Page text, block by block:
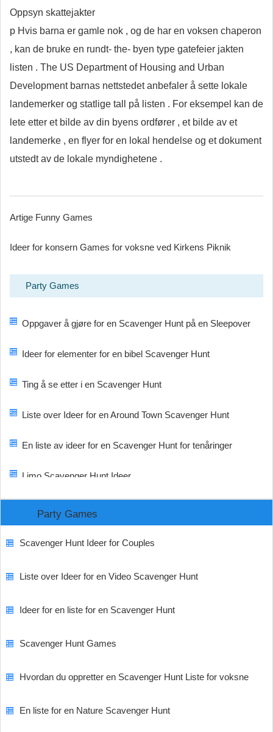
Oppsyn skattejakter
p Hvis barna er gamle nok , og de ​​har en voksen chaperon
, kan de bruke en rundt- the- byen type gatefeier jakten
listen . The US Department of Housing and Urban
Development barnas nettstedet anbefaler å sette lokale
landemerker og statlige tall på listen . For eksempel kan de
lete etter et bilde av din byens ordfører , et bilde av et
landemerke , en flyer for en lokal hendelse og et dokument
utstedt av de lokale myndighetene .
Artige Funny Games
Ideer for konsern Games for voksne ved Kirkens Piknik
Party Games
Oppgaver å gjøre for en Scavenger Hunt på en Sleepover
Ideer for elementer for en bibel Scavenger Hunt
Ting å se etter i en Scavenger Hunt
Liste over Ideer for en Around Town Scavenger Hunt
En liste av ideer for en Scavenger Hunt for tenåringer
Limo Scavenger Hunt Ideer
Party Games
Scavenger Hunt Ideer for Couples
Liste over Ideer for en Video Scavenger Hunt
Ideer for en liste for en Scavenger Hunt
Scavenger Hunt Games
Hvordan du oppretter en Scavenger Hunt Liste for voksne
En liste for en Nature Scavenger Hunt